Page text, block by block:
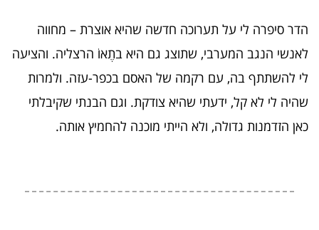
הדר סיפרה לי על תערוכה חדשה שהיא אוצרת – מחווה
לאנשי הנגב המערבי, שתוצג גם היא בתֶאוֹ הרצליה. והציעה
לי להשתתף בה, עם רקמה של האסם בכפר-עזה. ולמרות
שהיה לי לא קל, ידעתי שהיא צודקת. וגם הבנתי שקיבלתי
כאן הזדמנות גדולה, ולא הייתי מוכנה להחמיץ אותה.